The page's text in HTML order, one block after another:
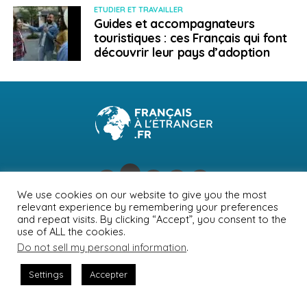
ETUDIER ET TRAVAILLER
Guides et accompagnateurs
touristiques : ces Français qui font
découvrir leur pays d’adoption
NEWSLETTER PUBLICITÉ CONTACTS
MENTIONS LÉGALES
POLITIQUE DE CONFIDENTIALITÉ
© Journal des Français à l'étranger 2026
We use cookies on our website to give you the most
relevant experience by remembering your preferences
and repeat visits. By clicking “Accept”, you consent to the
use of ALL the cookies.
Do not sell my personal information.
Settings Accepter